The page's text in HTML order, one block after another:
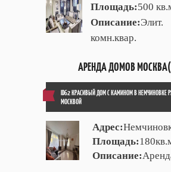
Площадь:500
Описание:
комн.квар.
АРЕНДА ДОМОВ
ID62 КРАСИВЫЙ ДОМ С КАМИНОМ В НЕМЧИНОВКЕ
МОСКВОЙ
Адрес:
Площадь:
Описание: